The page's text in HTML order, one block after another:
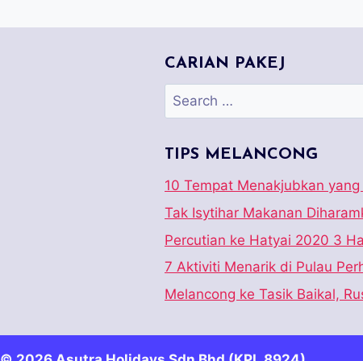
CARIAN PAKEJ
TIPS MELANCONG
10 Tempat Menakjubkan
Tak Isytihar Makanan
Percutian ke Hatyai 2020 3
7 Aktiviti Menarik di Pulau
Melancong ke Tasik Baikal,